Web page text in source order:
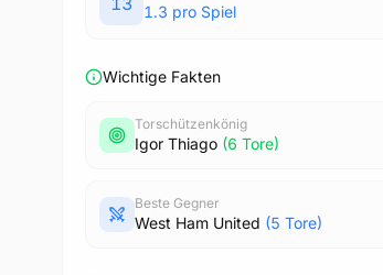
1.3 pro Spiel
Wichtige Fakten
Torschützenkönig
Igor Thiago (6 Tore)
Beste Gegner
West Ham United (5 Tore)